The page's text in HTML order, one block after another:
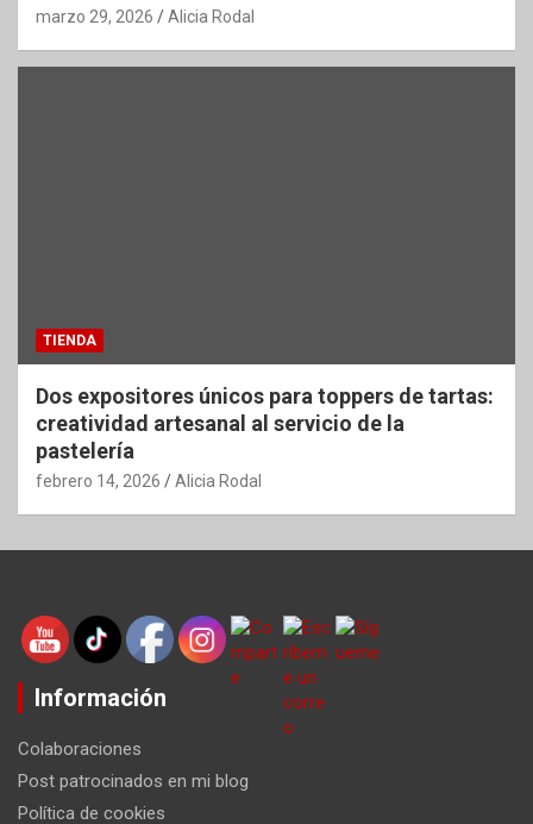
marzo 29, 2026 Alicia Rodal
TIENDA
Dos expositores únicos para toppers de tartas:
creatividad artesanal al servicio de la
pastelería
febrero 14, 2026 Alicia Rodal
Información
Colaboraciones
Post patrocinados en mi blog
Política de cookies